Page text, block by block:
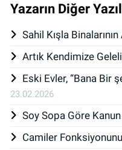
Yazarın Diğer
Sahil Kışla
Artık Kendimize
Eski Evler, “Bana Bir
23.02.2026
Soy Sopa Göre
Camiler